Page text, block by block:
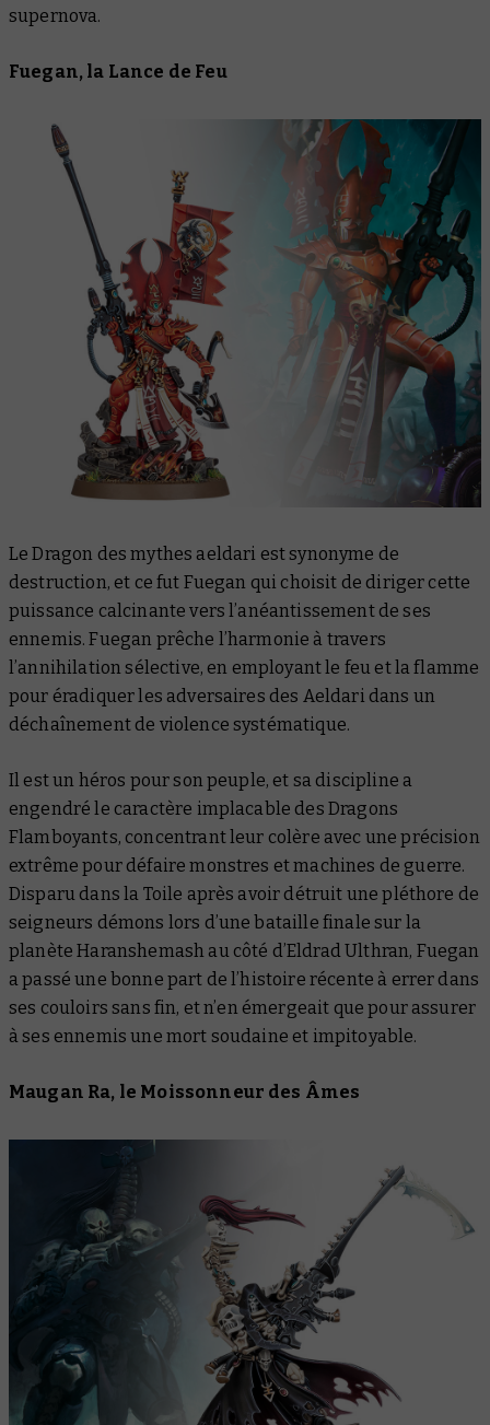
supernova.
Fuegan, la Lance de Feu
Le Dragon des mythes aeldari est synonyme de
destruction, et ce fut Fuegan qui choisit de diriger cette
puissance calcinante vers l’anéantissement de ses
ennemis. Fuegan prêche l’harmonie à travers
l’annihilation sélective, en employant le feu et la flamme
pour éradiquer les adversaires des Aeldari dans un
déchaînement de violence systématique.
Il est un héros pour son peuple, et sa discipline a
engendré le caractère implacable des Dragons
Flamboyants, concentrant leur colère avec une précision
extrême pour défaire monstres et machines de guerre.
Disparu dans la Toile après avoir détruit une pléthore de
seigneurs démons lors d’une bataille finale sur la
planète Haranshemash au côté d’Eldrad Ulthran, Fuegan
a passé une bonne part de l’histoire récente à errer dans
ses couloirs sans fin, et n’en émergeait que pour assurer
à ses ennemis une mort soudaine et impitoyable.
Maugan Ra, le Moissonneur des Âmes